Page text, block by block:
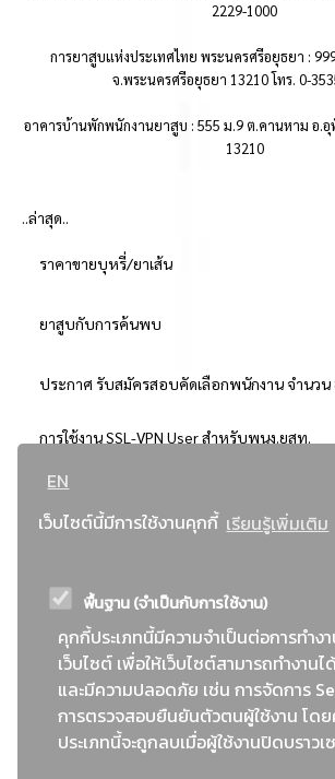
EN
เว็บไซต์นี้มีการใช้งานคุกกี้ เรียนรู้เพิ่มเติม
พื้นฐาน (จำเป็นกับการใช้งาน)
คุกกี้ประเภทนี้มีความจำเป็นต่อการทำง
เว็บไซต์ เพื่อให้เว็บไซต์สามารถทำงาน
และมีความปลอดภัย เช่น การจัดการ
การตรวจสอบยืนยันตัวตนผู้ใช้งาน โด
ประเภทนี้จะถูกลบเมื่อผู้ใช้งานปิดบราวเ
2229-1000
การยาสูบแห่งประเทศไทย พระนครศรีอยุธยา :
จ.พระนครศรีอยุธยา 13210 โทร. 0-
อาคารบ้านพักพนักงานยาสูบ : 555 ม.9 ต.คานหาม อ.
13210
..ล่าสุด..
ราคาขายบุหรี่/ยาเส้น
ยาสูบกับการค้นพบ
ประกาศ รับสมัครสอบคัดเลือกพนักงาน จำนวน
การใช้งาน SSL-VPN User สำหรับพนง.ยสท.
..ยอดนิยม..
: วิธีเฉพาะเจาะจง
ข่าวสาร/ประกาศ
: เอกสารส่งเสริมความโปร่งใสในการจัดซื้อจัดจ้าง
ข่าวสารจัดซื้อจัดจ้าง
: แผนการจัดซื้อจัดจ้าง